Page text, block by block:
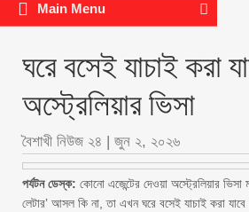
Main Menu
ঘরে বসেই যাচাই করা
অস্ট্রেলিয়ার ভিসা
বৈশাখী নিউজ ২৪ | জুন ২, ২০২৬
পর্যটন ডেস্ক: কোনো এজেন্টের দেওয়া অস্ট্রেলিয়ার ভিসা
লেটার’ আসল কি না, তা এখন ঘরে বসেই যাচাই করা